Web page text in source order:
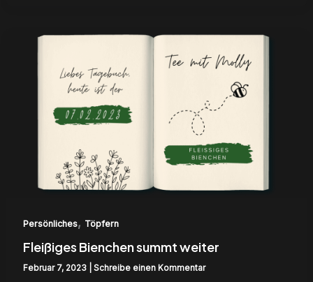
Persönliches, Töpfern
Fleißiges Bienchen summt weiter
Februar 7, 2023 |Schreibe einen Kommentar
Fleißiges